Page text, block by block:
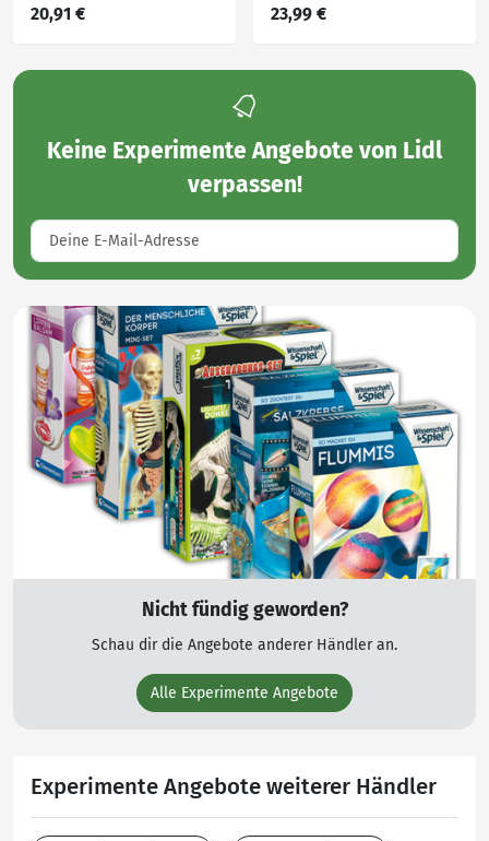
20,91 € 23,99 €
Keine Experimente Angebote von Lidl
verpassen!
Nicht fündig geworden?
Schau dir die Angebote anderer Händler an.
Alle Experimente Angebote
Experimente Angebote weiterer Händler